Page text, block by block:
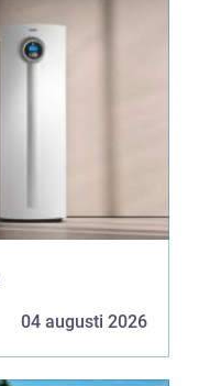
04 augusti 2026